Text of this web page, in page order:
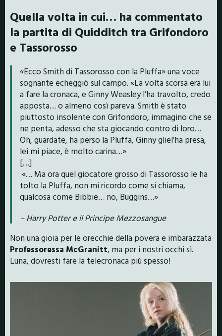
Quella volta in cui… ha commentato
la partita di Quidditch tra Grifondoro
e Tassorosso
«Ecco Smith di Tassorosso con la Pluffa» una voce
sognante echeggiò sul campo. «La volta scorsa era lui
a fare la cronaca, e Ginny Weasley l’ha travolto, credo
apposta… o almeno così pareva. Smith è stato
piuttosto insolente con Grifondoro, immagino che se
ne penta, adesso che sta giocando contro di loro…
Oh, guardate, ha perso la Pluffa, Ginny gliel’ha presa,
lei mi piace, è molto carina…»
[…]
«… Ma ora quel giocatore grosso di Tassorosso le ha
tolto la Pluffa, non mi ricordo come si chiama,
qualcosa come Bibbie… no, Buggins…»
– Harry Potter e il Principe Mezzosangue
Non una gioia per le orecchie della povera e imbarazzata
Professoressa McGranitt, ma per i nostri occhi sì.
Luna, dovresti fare la telecronaca più spesso!